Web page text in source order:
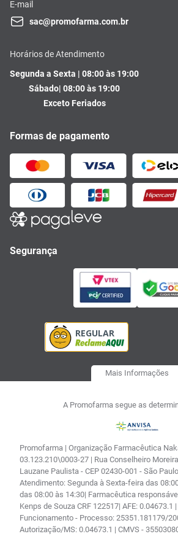
E-mail
sac@promofarma.com.br
Horários de Atendimento
Segunda a Sexta | 08:00 às 19:00
Sábado| 08:00 às 19:00
Exceto Feriados
Formas de pagamento
Segurança
Mais Informações
A Promofarma segue as
Promofarma | Organização Farmacêutica
03.123.210\0003-27 | Rua Conselheiro
Lauzane Paulista - CEP 02430-001 - São
Atendimento: Segunda à Sexta-feira das
das 08:00 às 14:30| Farmacêutica
Kenps de Souza CRF 122517| AFE: 0.04673.1
Funcionamento - Processo: 25351.181179/
Autorização/MS: 0.04673.1 | CMVS -